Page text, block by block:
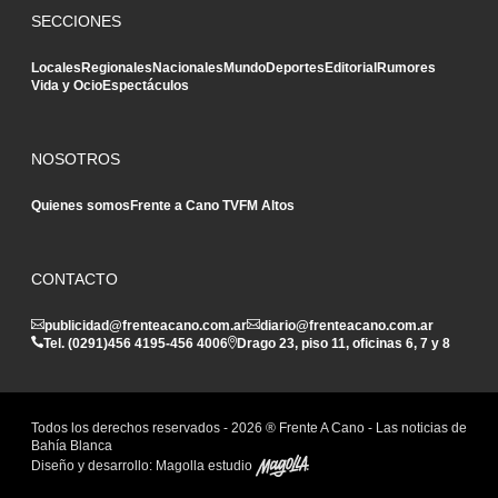
SECCIONES
LocalesRegionalesNacionalesMundoDeportesEditorialRumores
Vida y OcioEspectáculos
NOSOTROS
Quienes somosFrente a Cano TVFM Altos
CONTACTO
publicidad@frenteacano.com.ar
diario@frenteacano.com.ar
Tel. (0291)456 4195-456 4006 Drago 23, piso 11, oficinas 6, 7 y 8
Todos los derechos reservados - 2026 ® Frente A Cano - Las noticias de
Bahía Blanca
Diseño y desarrollo: Magolla estudio